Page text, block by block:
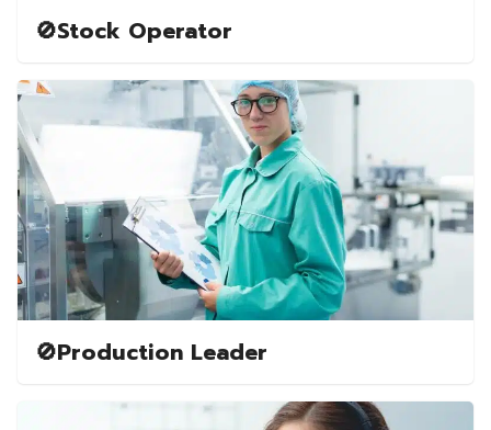
🚫Stock Operator
🚫Production Leader